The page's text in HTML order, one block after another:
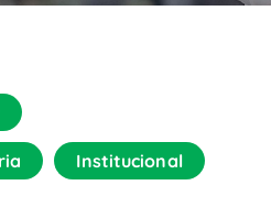
Institucional